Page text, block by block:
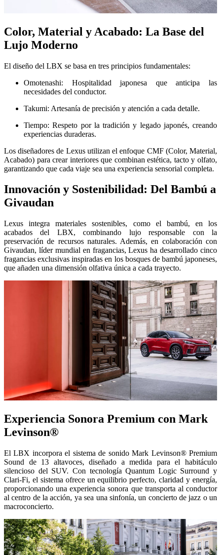
Color, Material y Acabado: La Base del
Lujo Moderno
El diseño del LBX se basa en tres principios fundamentales:
Omotenashi: Hospitalidad japonesa que anticipa las
necesidades del conductor.
Takumi: Artesanía de precisión y atención a cada detalle.
Tiempo: Respeto por la tradición y legado japonés, creando
experiencias duraderas.
Los diseñadores de Lexus utilizan el enfoque CMF (Color, Material,
Acabado) para crear interiores que combinan estética, tacto y olfato,
garantizando que cada viaje sea una experiencia sensorial completa.
Innovación y Sostenibilidad: Del Bambú a
Givaudan
Lexus integra materiales sostenibles, como el bambú, en los
acabados del LBX, combinando lujo responsable con la
preservación de recursos naturales. Además, en colaboración con
Givaudan, líder mundial en fragancias, Lexus ha desarrollado cinco
fragancias exclusivas inspiradas en los bosques de bambú japoneses,
que añaden una dimensión olfativa única a cada trayecto.
Experiencia Sonora Premium con Mark
Levinson®
El LBX incorpora el sistema de sonido Mark Levinson® Premium
Sound de 13 altavoces, diseñado a medida para el habitáculo
silencioso del SUV. Con tecnología Quantum Logic Surround y
Clari-Fi, el sistema ofrece un equilibrio perfecto, claridad y energía,
proporcionando una experiencia sonora que transporta al conductor
al centro de la acción, ya sea una sinfonía, un concierto de jazz o un
macroconcierto.